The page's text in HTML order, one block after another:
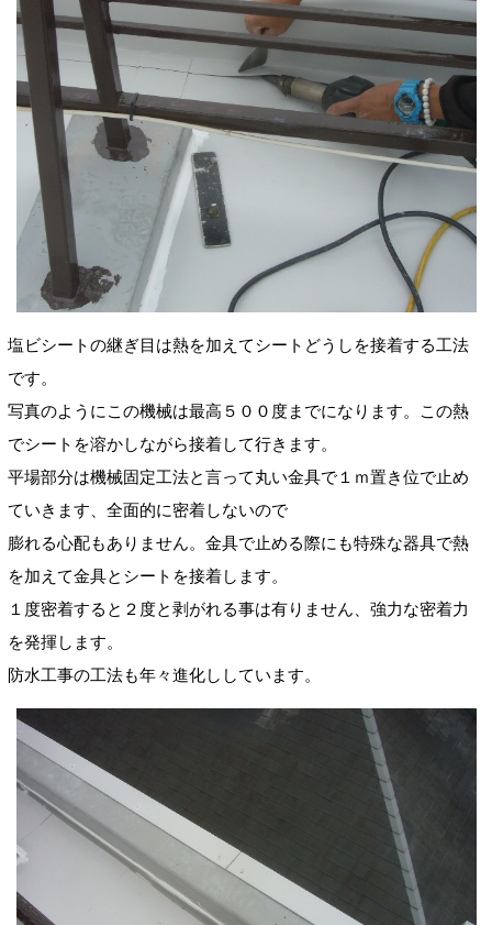
塩ビシートの継ぎ目は熱を加えてシートどうしを接着する工法
です。
写真のようにこの機械は最高５００度までになります。この熱
でシートを溶かしながら接着して行きます。
平場部分は機械固定工法と言って丸い金具で１ｍ置き位で止め
ていきます、全面的に密着しないので
膨れる心配もありません。金具で止める際にも特殊な器具で熱
を加えて金具とシートを接着します。
１度密着すると２度と剥がれる事は有りません、強力な密着力
を発揮します。
防水工事の工法も年々進化ししています。